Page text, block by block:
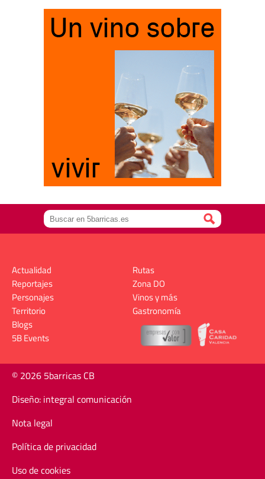
Actualidad
Reportajes
Personajes
Territorio
Rutas
Zona DO
Vinos y más
Gastronomía
Blogs
5B Events
© 2026 5barricas CB
Diseño: integral comunicación
Nota legal
Política de privacidad
Uso de cookies